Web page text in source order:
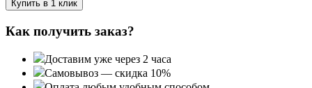
Купить в 1 клик
Как получить заказ?
Доставим уже через 2 часа
Самовывоз — скидка 10%